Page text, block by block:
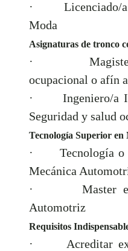
·
Licenciado/
Moda
Asignaturas de tronco
·
ocupacional o afín
·
Ingeniero/a
Seguridad y salud
Tecnología Superior
·
Tecnología
Mecánica
·
Master
Automotriz
Requisitos
·
Acreditar